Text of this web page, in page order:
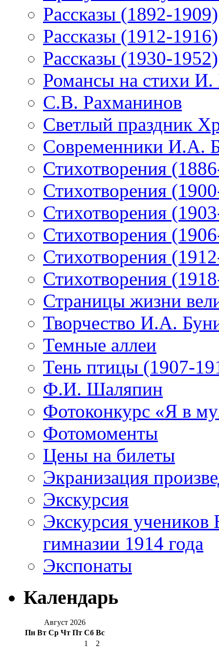
Рассказы (1892-1909)
Рассказы (1912-1916)
Рассказы (1930-1952)
Романсы на стихи И.
С.В. Рахманинов
Светлый праздник
Современники И.А.
Стихотворения
Стихотворения
Стихотворения
Стихотворения
Стихотворения
Стихотворения
Страницы жизни
Творчество И.А.
Темные аллеи
Тень птицы (1907-
Ф.И. Шаляпин
Фотоконкурс «Я в
Фотомоменты
Цены на билеты
Экранизация
Экскурсия
Экскурсия
гимназии 1914 года
Экспонаты
Календарь
Август 2026
Пн Вт Ср Чт Пт Сб Вс
1
2